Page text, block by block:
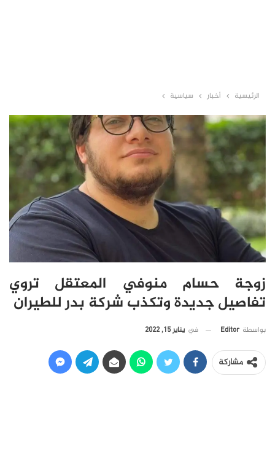
الرئيسية أخبار سياسية
زوجة حسام منوفي المعتقل تروي
تفاصيل جديدة وتكذب شركة بدر للطيران
بواسطة Editor في يناير 15, 2022
مشاركة